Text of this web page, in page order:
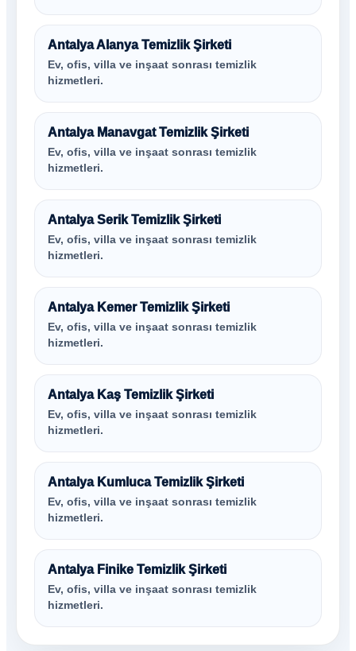
Antalya Alanya Temizlik Şirketi
Ev, ofis, villa ve inşaat sonrası temizlik
hizmetleri.
Antalya Manavgat Temizlik Şirketi
Ev, ofis, villa ve inşaat sonrası temizlik
hizmetleri.
Antalya Serik Temizlik Şirketi
Ev, ofis, villa ve inşaat sonrası temizlik
hizmetleri.
Antalya Kemer Temizlik Şirketi
Ev, ofis, villa ve inşaat sonrası temizlik
hizmetleri.
Antalya Kaş Temizlik Şirketi
Ev, ofis, villa ve inşaat sonrası temizlik
hizmetleri.
Antalya Kumluca Temizlik Şirketi
Ev, ofis, villa ve inşaat sonrası temizlik
hizmetleri.
Antalya Finike Temizlik Şirketi
Ev, ofis, villa ve inşaat sonrası temizlik
hizmetleri.